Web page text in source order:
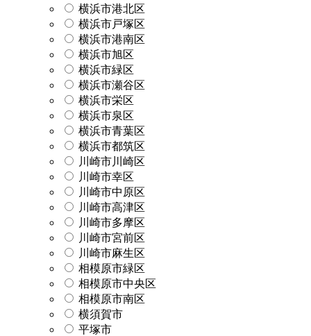
横浜市港北区
横浜市戸塚区
横浜市港南区
横浜市旭区
横浜市緑区
横浜市瀬谷区
横浜市栄区
横浜市泉区
横浜市青葉区
横浜市都筑区
川崎市川崎区
川崎市幸区
川崎市中原区
川崎市高津区
川崎市多摩区
川崎市宮前区
川崎市麻生区
相模原市緑区
相模原市中央区
相模原市南区
横須賀市
平塚市